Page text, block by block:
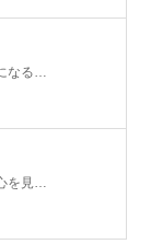
なる…
を見…